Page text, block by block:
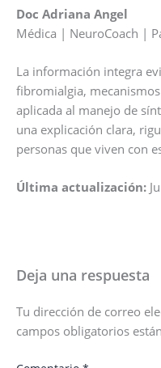
Doc Adriana Angel
Médica | NeuroCoach |
La información integra
fibromialgia,
aplicada al manejo de
una explicación clara,
personas que viven con
Última actualización:
Deja una respuesta
Tu dirección de correo
campos obligatorios